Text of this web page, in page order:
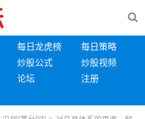
每日龙虎榜
每日策略
炒股公式
炒股视频
论坛
注册